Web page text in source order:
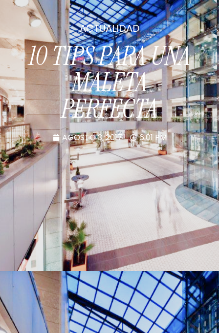
ACTUALIDAD
10 TIPS PARA UNA
MALETA
PERFECTA
AGOSTO 3, 2017 6:01 PM